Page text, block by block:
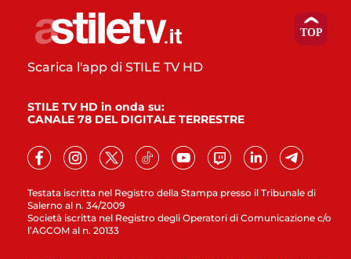
Testata iscritta nel Registro della Stampa presso il Tribunale di
Salerno al n. 34/2009
Società iscritta nel Registro degli Operatori di Comunicazione c/o
l’AGCOM al n. 20133
Scarica l'app di STILE TV HD
STILE TV HD in onda su:
CANALE 78 DEL DIGITALE TERRESTRE